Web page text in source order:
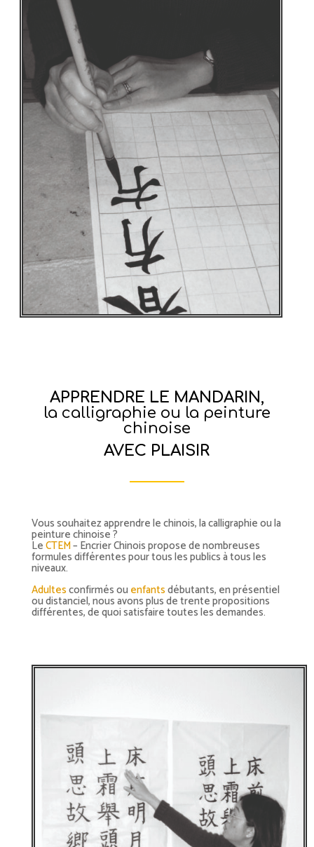
APPRENDRE LE MANDARIN,
la calligraphie ou la peinture
chinoise
AVEC PLAISIR
Vous souhaitez apprendre le chinois, la calligraphie ou la
peinture chinoise ?
LeCTEM– Encrier Chinois propose de nombreuses
formules différentes pour tous les publics à tous les
niveaux.
Adultesconfirmés ou enfantsdébutants, en présentiel
ou distanciel, nous avons plus de trente propositions
différentes, de quoi satisfaire toutes les demandes.